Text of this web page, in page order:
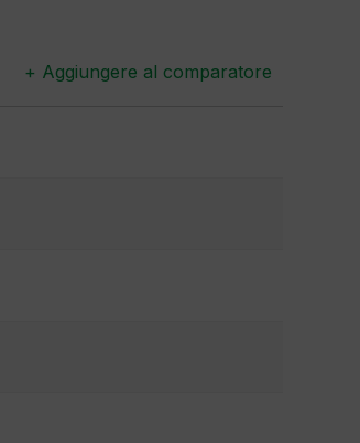
+ Aggiungere al comparatore